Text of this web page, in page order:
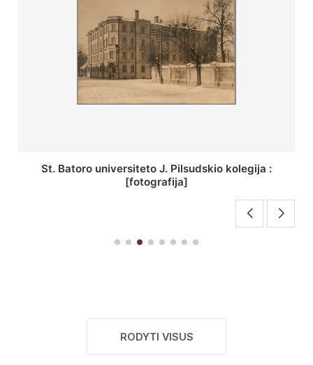
St. Batoro universiteto J. Pilsudskio kolegija :
[fotografija]
RODYTI VISUS